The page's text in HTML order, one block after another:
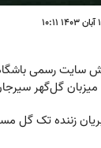
سایت رسمی
گل‌گهر سیرجان بود که
زننده تک گل